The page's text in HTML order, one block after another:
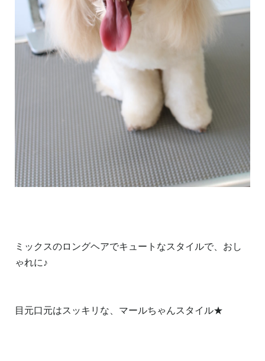
ミックスのロングヘアでキュートなスタイルで、おし
ゃれに♪
目元口元はスッキリな、マールちゃんスタイル★